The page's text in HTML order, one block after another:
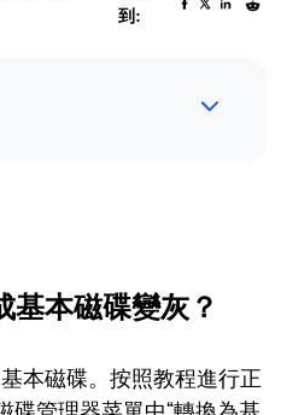
到:
基本磁碟變灰？
本磁碟。按照教程進行正